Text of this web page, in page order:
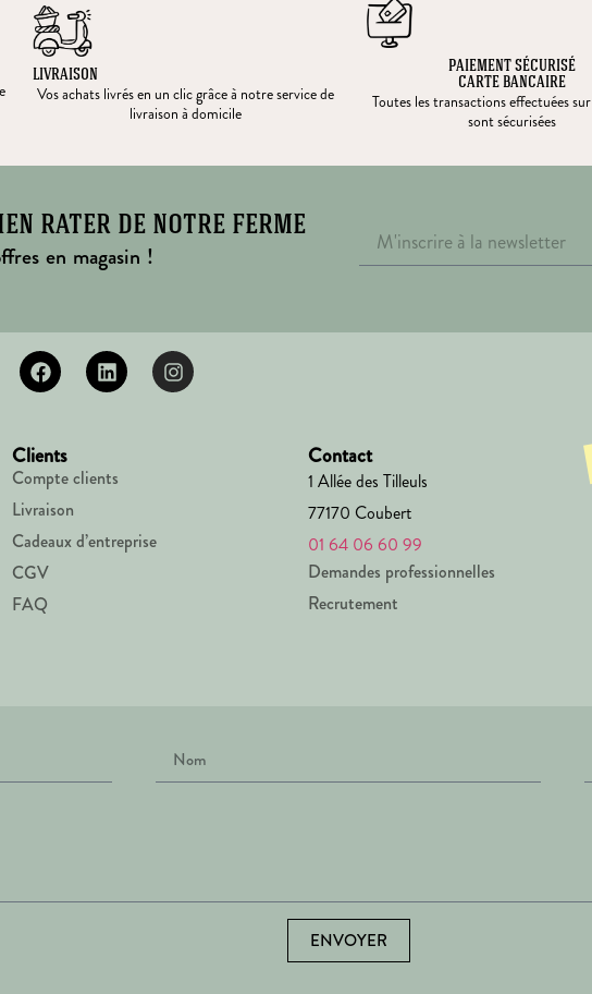
LIVRAISON
Vos achats livrés en un clic grâce à notre service de
livraison à domicile
PAIEMENT SÉCURISÉ
CARTE BANCAIRE
Toutes les transactions effectuées
sont sécurisées
rater de notre ferme
en magasin !
Clients
Compte clients
Livraison
Cadeaux d’entreprise
CGV
FAQ
Contact
1 Allée des Tilleuls
77170 Coubert
01 64 06 60 99
Demandes professionnelles
Recrutement
ENVOYER